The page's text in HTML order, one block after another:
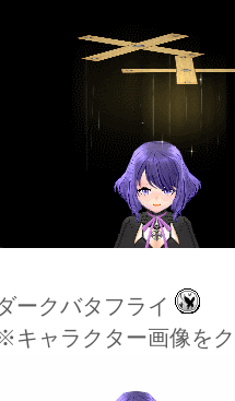
ークバタフライ
キャラクター画像を